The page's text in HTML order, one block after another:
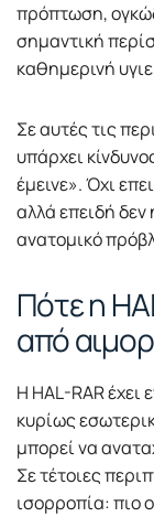
πρόπτωση,
σημαντική
καθημερινή
Σε αυτές τις
υπάρχει
έμεινε». Όχι
αλλά επειδή δεν
ανατομικό
Πότε η
από
Η HAL-RAR έχει
κυρίως
μπορεί να
Σε τέτοιες
ισορροπία: πιο